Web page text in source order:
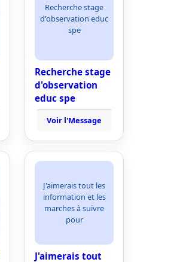
Recherche stage
d'observation educ
spe
Recherche stage
d'observation
educ spe
Voir l'Message
J'aimerais tout les
information et les
marches à suivre
pour
J'aimerais tout